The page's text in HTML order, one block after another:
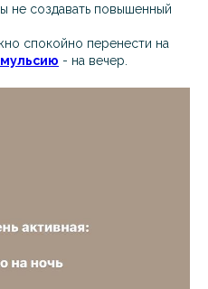
не создавать повышенный
спокойно перенести на
- на вечер.